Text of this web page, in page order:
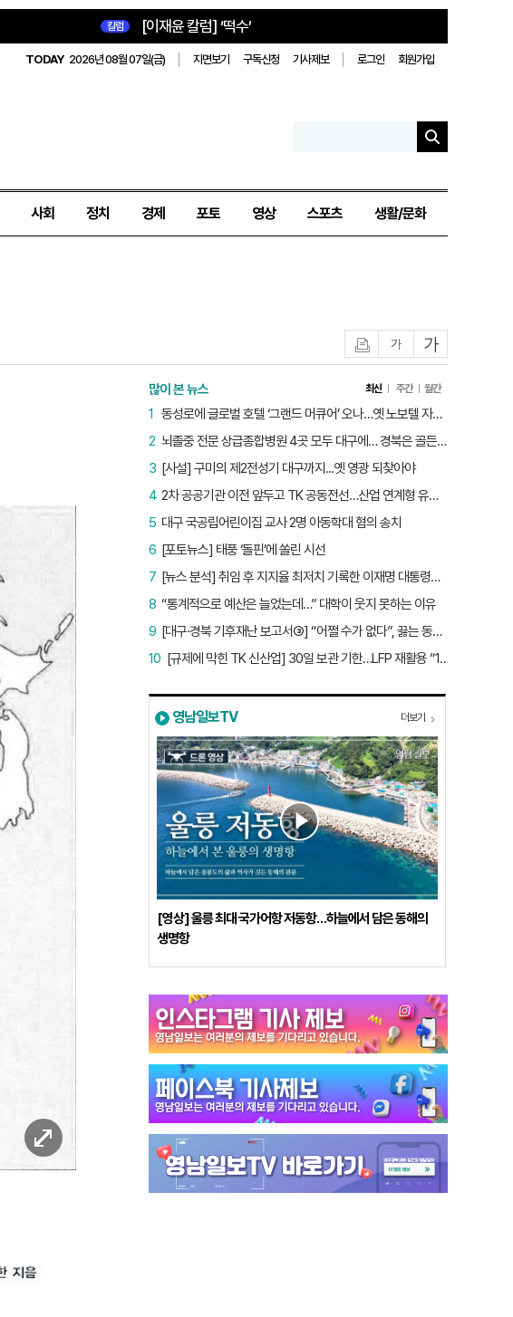
칼럼 [이재윤 칼럼] ‘떡수’
TODAY 2026년 08월 07일(금) 지면보기 구독신청 기사제보 로그인 회원가입
사회 정치 경제 포토 영상 스포츠 생활/문화
글자작게글자크게
많이 본 뉴스 최신 주간 월간
동성로에 글로벌 호텔 ‘그랜드 머큐어’ 오나…옛 노보텔 자리 사무실 개설
1
뇌졸중 전문 상급종합병원 4곳 모두 대구에… 경북은 골든타임 사각지대
2
[사설] 구미의 제2전성기 대구까지...옛 영광 되찾아야
3
2차 공공기관 이전 앞두고 TK 공동전선…산업 연계형 유치 승부수
4
대구 국공립어린이집 교사 2명 아동학대 혐의 송치
5
[포토뉴스] 태풍 ‘돌핀’에 쏠린 시선
6
[뉴스 분석] 취임 후 지지율 최저치 기록한 이재명 대통령…왜?
7
“통계적으로 예산은 늘었는데…” 대학이 웃지 못하는 이유
8
[대구·경북 기후재난 보고서③] “어쩔 수가 없다”, 끓는 동해…‘절멸 위기’ 경북 수산업
9
[규제에 막힌 TK 신산업] 30일 보관 기한…LFP 재활용 “180일로 늘려야”
10
영남일보TV 더보기
[영상] 울릉 최대 국가어항 저동항…하늘에서 담은 동해의
생명항